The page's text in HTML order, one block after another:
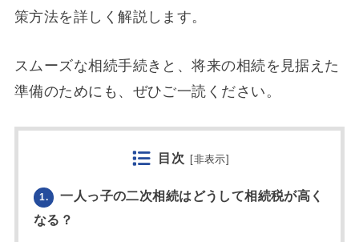
策方法を詳しく解説します。
スムーズな相続手続きと、将来の相続を見据えた
準備のためにも、ぜひご一読ください。
目次 [非表示]
1.
一人っ子の二次相続はどうして相続税が高く
なる？